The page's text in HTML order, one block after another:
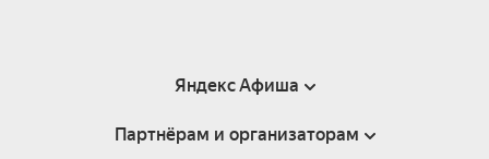
Яндекс Афиша
Справка
Партнёрам и организаторам